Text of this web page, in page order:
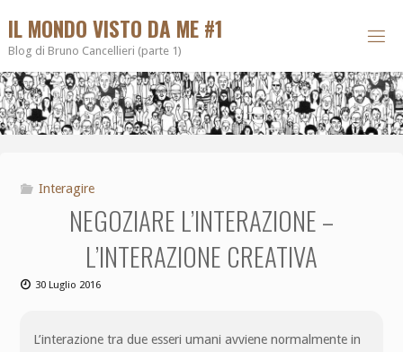
IL MONDO VISTO DA ME #1
Blog di Bruno Cancellieri (parte 1)
Interagire
NEGOZIARE L’INTERAZIONE –
L’INTERAZIONE CREATIVA
30 Luglio 2016
L’interazione tra due esseri umani avviene normalmente in